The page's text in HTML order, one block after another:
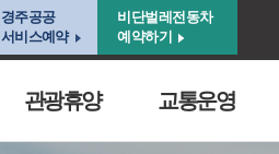
경주공공
서비스예약
비단벌레전동차
예약하기
관광휴양 교통운영